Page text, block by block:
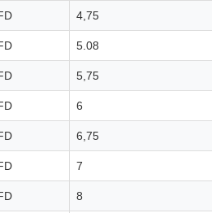
4,75
5.08
5,75
6
6,75
7
8